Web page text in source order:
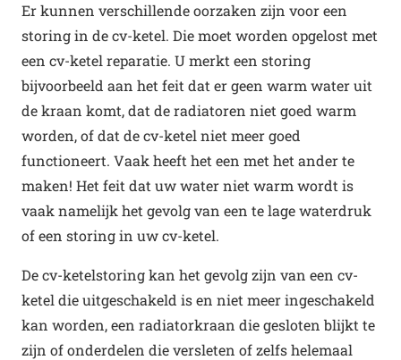
Er kunnen verschillende oorzaken zijn voor een
storing in de cv-ketel. Die moet worden opgelost met
een cv-ketel reparatie. U merkt een storing
bijvoorbeeld aan het feit dat er geen warm water uit
de kraan komt, dat de radiatoren niet goed warm
worden, of dat de cv-ketel niet meer goed
functioneert. Vaak heeft het een met het ander te
maken! Het feit dat uw water niet warm wordt is
vaak namelijk het gevolg van een te lage waterdruk
of een storing in uw cv-ketel.
De cv-ketelstoring kan het gevolg zijn van een cv-
ketel die uitgeschakeld is en niet meer ingeschakeld
kan worden, een radiatorkraan die gesloten blijkt te
zijn of onderdelen die versleten of zelfs helemaal